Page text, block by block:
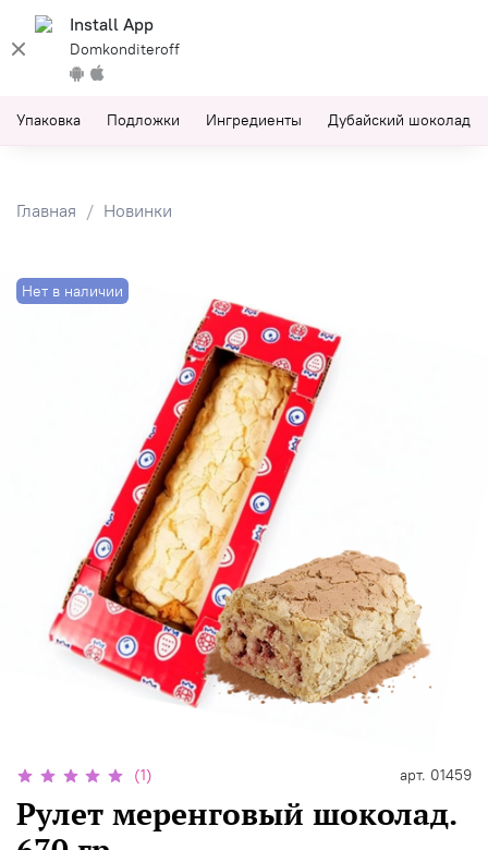
Install App
Domkonditeroff
Упаковка Подложки Ингредиенты Дубайский шоколад
Главная Новинки
Нет в наличии
(1) арт. 01459
Рулет меренговый шоколад.